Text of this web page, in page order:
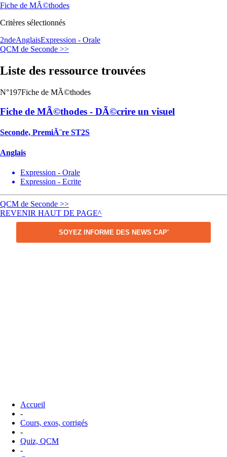
Fiche de MÃ©thodes
Critères sélectionnés
2ndeAnglaisExpression - Orale
QCM de Seconde >>
Liste des ressource trouvées
N°197Fiche de MÃ©thodes
Fiche de MÃ©thodes - DÃ©crire un visuel
Seconde, PremiÃ¨re ST2S
Anglais
Expression - Orale
Expression - Ecrite
QCM de Seconde >>
REVENIR HAUT DE PAGE^
SOYEZ INFORME DES NEWS CAP'
Accueil
-
Cours, exos, corrigés
-
Quiz, QCM
-